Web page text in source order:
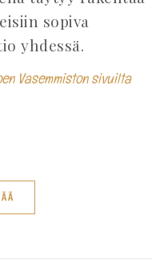
sopiva
yhdessä.
Vasemmiston sivuilta